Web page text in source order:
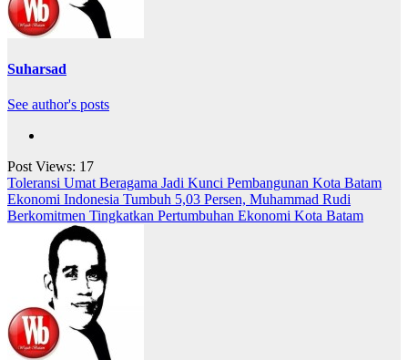
Suharsad
See author's posts
Post Views: 17
Navigasi
pos
Toleransi Umat Beragama Jadi Kunci Pembangunan Kota Batam
Ekonomi Indonesia Tumbuh 5,03 Persen, Muhammad Rudi
Berkomitmen Tingkatkan Pertumbuhan Ekonomi Kota Batam